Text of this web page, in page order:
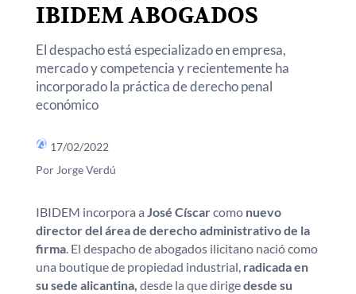
IBIDEM ABOGADOS
El despacho está especializado en empresa,
mercado y competencia y recientemente ha
incorporado la práctica de derecho penal
económico
17/02/2022
Por Jorge Verdú
IBIDEM incorpora a José Císcarcomo nuevo
director del área de derecho administrativo de la
firma. El despacho de abogados ilicitano nació como
una boutique de propiedad industrial,radicada en
su sede alicantina, desde la que dirigedesde su